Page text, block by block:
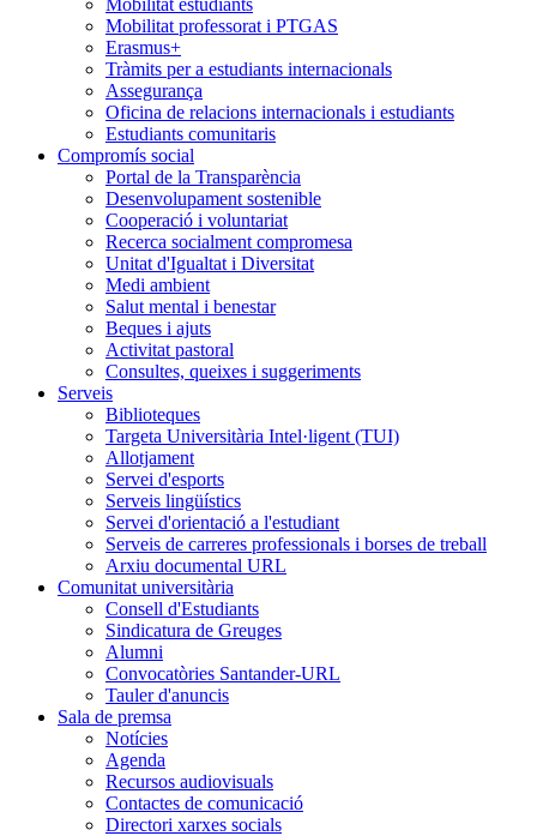
Mobilitat professorat i PTGAS
Erasmus+
Tràmits per a estudiants internacionals
Assegurança
Oficina de relacions internacionals i estudiants
Estudiants comunitaris
Compromís social
Portal de la Transparència
Desenvolupament sostenible
Cooperació i voluntariat
Recerca socialment compromesa
Unitat d'Igualtat i Diversitat
Medi ambient
Salut mental i benestar
Beques i ajuts
Activitat pastoral
Consultes, queixes i suggeriments
Serveis
Biblioteques
Targeta Universitària Intel·ligent (TUI)
Allotjament
Servei d'esports
Serveis lingüístics
Servei d'orientació a l'estudiant
Serveis de carreres professionals i borses de treball
Arxiu documental URL
Comunitat universitària
Consell d'Estudiants
Sindicatura de Greuges
Alumni
Convocatòries Santander-URL
Tauler d'anuncis
Sala de premsa
Notícies
Agenda
Recursos audiovisuals
Contactes de comunicació
Directori xarxes socials